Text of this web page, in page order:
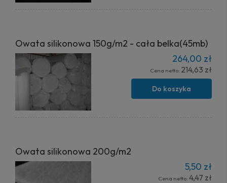
Owata silikonowa 150g/m2 - cała belka(45mb)
264,00 zł
Cena netto: 214,63 zł
Do koszyka
Owata silikonowa 200g/m2
5,50 zł
Cena netto: 4,47 zł